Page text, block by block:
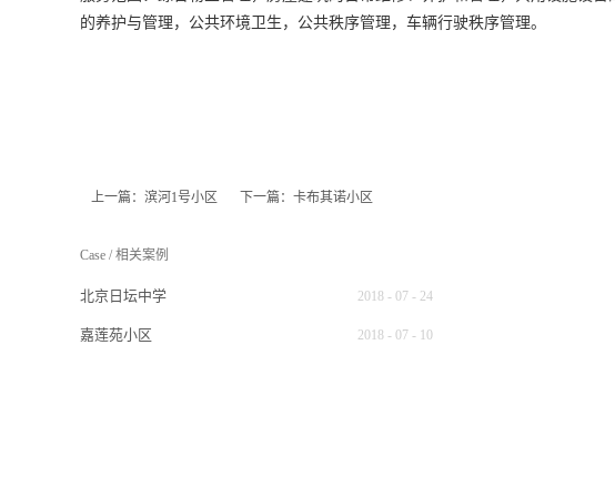
的养护与管理，公共环境卫生，公共秩序管理，车辆行驶秩序管理。
上一篇： 滨河1号小区 下一篇： 卡布其诺小区
Case / 相关案例
北京日坛中学 2018 - 07 - 24
嘉莲苑小区 2018 - 07 - 10